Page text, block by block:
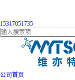
15317051735
公司首页